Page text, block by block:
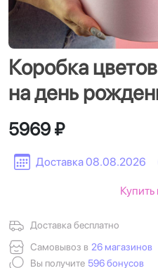
Коробка
на день
Доставка 08.08.2026
5969 ₽
Доставка бесплатно
Самовывоз в 26 магазинов
Вы получите 596 бонусов
Купить